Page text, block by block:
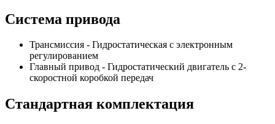
Система привода
Трансмиссия - Гидростатическая с электронным
регулированием
Главный привод - Гидростатический двигатель с 2-
скоростной коробкой передач
Стандартная комплектация